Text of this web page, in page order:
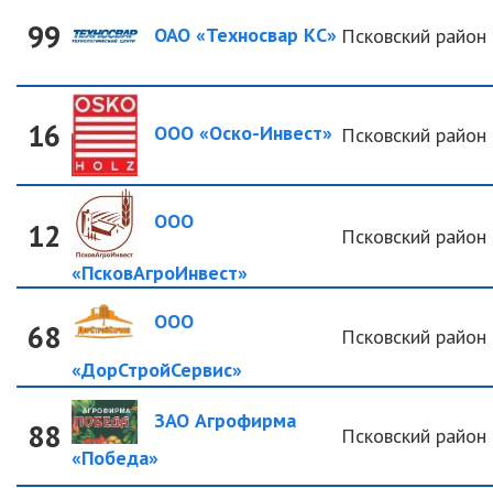
99 ОАО «Техносвар КС» Псковский район
16 ООО «Оско-Инвест» Псковский район
12 ООО
«ПсковАгроИнвест»
Псковский район
68
ООО
«ДорСтройСервис»
Псковский район
88
ЗАО Агрофирма
«Победа»
Псковский район